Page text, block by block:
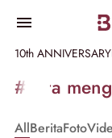
10th ANNIVERSARY
Informasi
#cara
AllBeritaFoto